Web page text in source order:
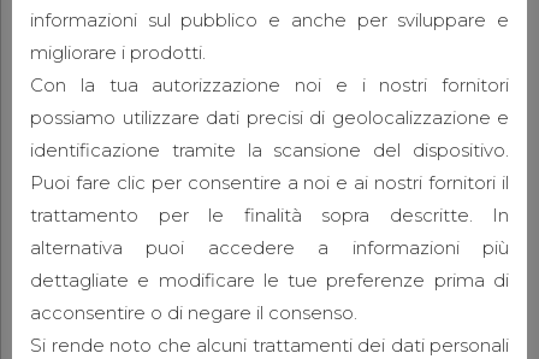
http://bit.ly/1Tfgt1z
AUDIO VIDEO
Go to Link
admin
informazioni sul pubblico e anche per sviluppare e
migliorare i prodotti.
Con la tua autorizzazione noi e i nostri fornitori
possiamo utilizzare dati precisi di geolocalizzazione e
identificazione tramite la scansione del dispositivo.
Puoi fare clic per consentire a noi e ai nostri fornitori il
trattamento per le finalità sopra descritte. In
alternativa puoi accedere a informazioni più
dettagliate e modificare le tue preferenze prima di
acconsentire o di negare il consenso.
Si rende noto che alcuni trattamenti dei dati personali